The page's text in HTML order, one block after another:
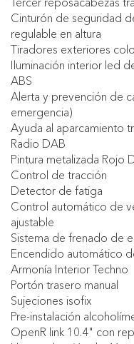
Cinturón de seguridad
regulable en altura
Tiradores exteriores
Iluminación interior led
ABS
Alerta y prevención de
emergencia)
Ayuda al aparcamiento
Radio DAB
Pintura metalizada Rojo
Control de tracción
Detector de fatiga
Control automático de
ajustable
Sistema de frenado de
Encendido automático
Armonía Interior Techno
Portón trasero manual
Sujeciones isofix
Pre-instalación
OpenR link 10.4" con